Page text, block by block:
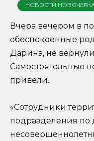
НОВОСТИ
Вчера вечером в
обеспокоенные
Дарина, не
Самостоятельные
привели.
«Сотрудники
подразделения по